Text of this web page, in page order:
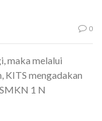
0
maka melalui
KITS mengadakan
1 N